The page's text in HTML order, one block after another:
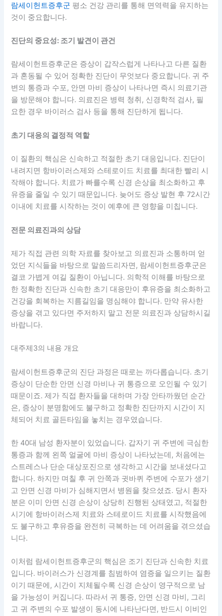
람세이헌트증후군 평소 건강 관리를 통해 면역력을 유지하는
것이 중요합니다.
진단의 중요성: 조기 발견이 관건
람세이헌트증후군은 증상이 갑작스럽게 나타나고 다른 질환
과 혼동될 수 있어 정확한 진단이 무엇보다 중요합니다. 귀 주
변의 통증과 수포, 안면 마비 증상이 나타나면 즉시 의료기관
을 방문해야 합니다. 의료진은 병력 청취, 신경학적 검사, 필
요한 경우 바이러스 검사 등을 통해 진단하게 됩니다.
초기 대응의 결정적 역할
이 질환의 핵심은 신속하고 적절한 초기 대응입니다. 진단이
내려지면 항바이러스제와 스테로이드 치료를 최대한 빨리 시
작해야 합니다. 치료가 빠를수록 신경 손상을 최소화하고 후
유증을 줄일 수 있기 때문입니다. 늦어도 증상 발현 후 72시간
이내에 치료를 시작하는 것이 예후에 큰 영향을 미칩니다.
전문 의료진과의 상담
제가 직접 관련 의학 자료를 찾아보고 의료진과 소통하며 얻
었던 지식들을 바탕으로 말씀드리자면, 람세이헌트증후군은
결코 가볍게 여길 질환이 아닙니다. 의학적 이해를 바탕으로
한 정확한 진단과 신속한 초기 대응만이 후유증을 최소화하고
건강을 회복하는 지름길임을 명심해야 합니다. 만약 유사한
증상을 겪고 있다면 주저하지 말고 전문 의료진과 상담하시길
바랍니다.
대주제3의 내용 개요
람세이헌트증후군의 진단 과정은 때로는 까다롭습니다. 초기
증상이 단순한 안면 신경 마비나 귀 통증으로 오인될 수 있기
때문이죠. 제가 직접 환자들을 대하며 가장 안타까웠던 순간
은, 증상이 분명함에도 불구하고 정확한 진단까지 시간이 지
체되어 치료 골든타임을 놓치는 경우였습니다.
한 40대 남성 환자분이 있었습니다. 갑자기 귀 주변에 극심한
통증과 함께 왼쪽 얼굴에 마비 증상이 나타났는데, 처음에는
스트레스나 단순 대상포진으로 생각하고 시간을 보내셨다고
합니다. 하지만 며칠 후 귀 안쪽과 귓바퀴 주변에 수포가 생기
고 안면 신경 마비가 심해지면서 병원을 찾으셨죠. 당시 환자
분은 이미 안면 신경 손상이 상당히 진행된 상태였고, 적절한
시기에 항바이러스제 치료와 스테로이드 치료를 시작했음에
도 불구하고 후유증을 완전히 극복하는 데 어려움을 겪으셨습
니다.
이처럼 람세이헌트증후군의 핵심은 조기 진단과 신속한 치료
입니다. 바이러스가 신경계를 침범하여 염증을 일으키는 질환
이기 때문에, 시간이 지체될수록 신경 손상이 영구적으로 남
을 가능성이 커집니다. 따라서 귀 통증, 안면 신경 마비, 그리
고 귀 주변의 수포 발생이 동시에 나타난다면, 반드시 이비인